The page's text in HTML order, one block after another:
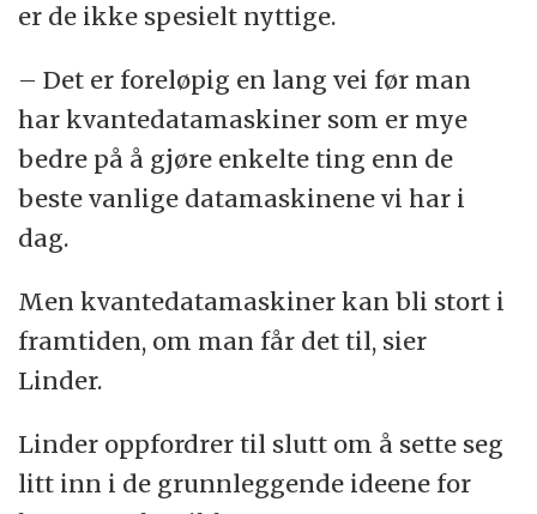
er de ikke spesielt nyttige.
– Det er foreløpig en lang vei før man
har kvantedatamaskiner som er mye
bedre på å gjøre enkelte ting enn de
beste vanlige datamaskinene vi har i
dag.
Men kvantedatamaskiner kan bli stort i
framtiden, om man får det til, sier
Linder.
Linder oppfordrer til slutt om å sette seg
litt inn i de grunnleggende ideene for